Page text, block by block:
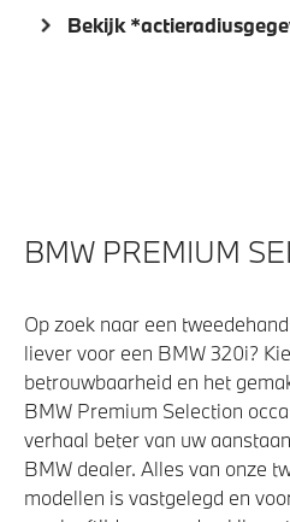
Bekijk
BMW PREMIUM
Op zoek naar een
liever voor een BMW 320i?
betrouwbaarheid en het
BMW Premium Selection
verhaal beter van uw
BMW dealer. Alles van onze
modellen is vastgelegd en